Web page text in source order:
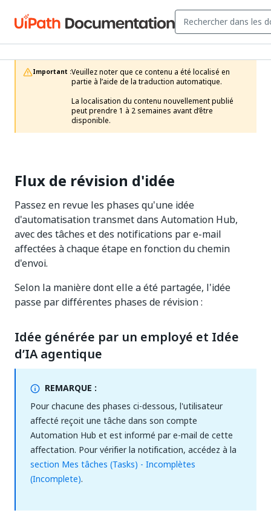
Important :Veuillez noter que ce contenu a été localisé en
partie à l’aide de la traduction automatique.
La localisation du contenu nouvellement publié
peut prendre 1 à 2 semaines avant d’être
disponible.
Flux de révision d'idée
Passez en revue les phases qu'une idée
d'automatisation transmet dans Automation Hub,
avec des tâches et des notifications par e-mail
affectées à chaque étape en fonction du chemin
d'envoi.
Selon la manière dont elle a été partagée, l'idée
passe par différentes phases de révision :
Idée générée par un employé et Idée
d’IA agentique
REMARQUE :
Pour chacune des phases ci-dessous, l'utilisateur
affecté reçoit une tâche dans son compte
Automation Hub et est informé par e-mail de cette
affectation. Pour vérifier la notification, accédez à la
section Mes tâches (Tasks) - Incomplètes
(Incomplete).